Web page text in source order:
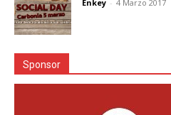
Enkey - 4 Marzo 2017
Sponsor